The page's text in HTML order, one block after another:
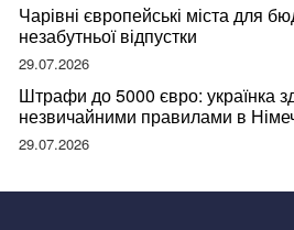
Чарівні європейські міста для
незабутньої відпустки
29.07.2026
Штрафи до 5000 євро: українка
незвичайними правилами в
правдою
29.07.2026